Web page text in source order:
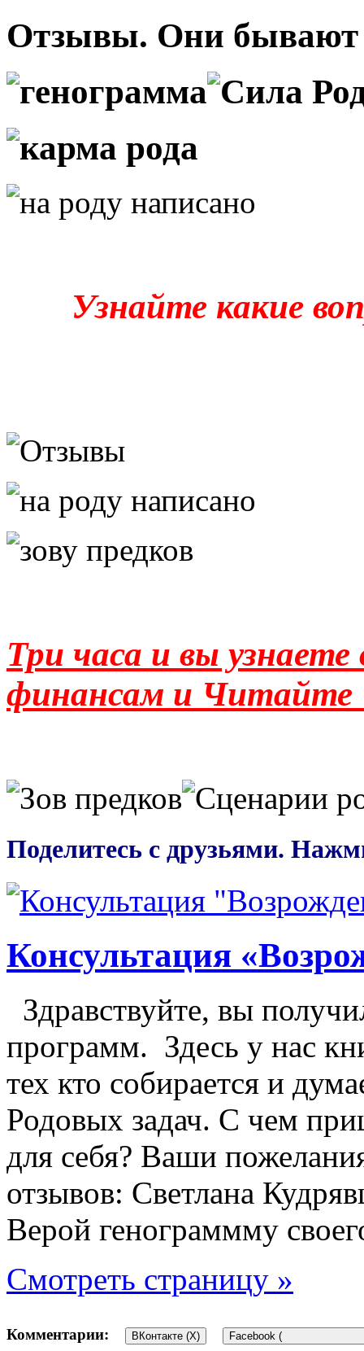
Отзывы. Они бывают
Узнайте какие
Три часа и вы
финансам и Читайте
Поделитесь с друзьями.
Консультация
Здравствуйте, вы
программ. Здесь у нас
тех кто собирается и
Родовых задач. С чем
для себя? Ваши
отзывов: Светлана
Верой генограммму
Смотреть страницу »
Комментарии: ВКонтакте (X) Facebook (